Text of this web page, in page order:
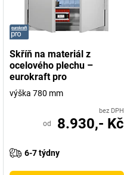
Skříň na materiál z
ocelového plechu –
eurokraft pro
výška 780 mm
bez DPH
od 8.930,- Kč
6-7 týdny